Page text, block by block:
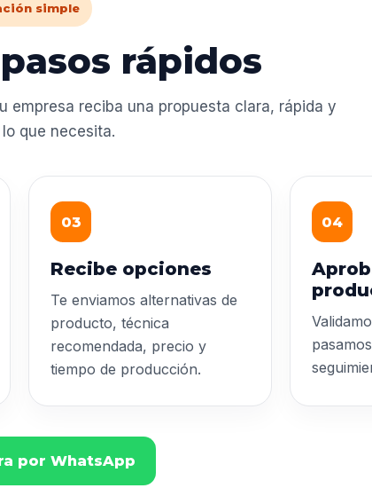
simple
rápidos
empresa reciba una propuesta clara, rápida y
que necesita.
03
Recibe opciones
Te enviamos alternativas de
producto, técnica
recomendada, precio y
tiempo de producción.
04
por WhatsApp